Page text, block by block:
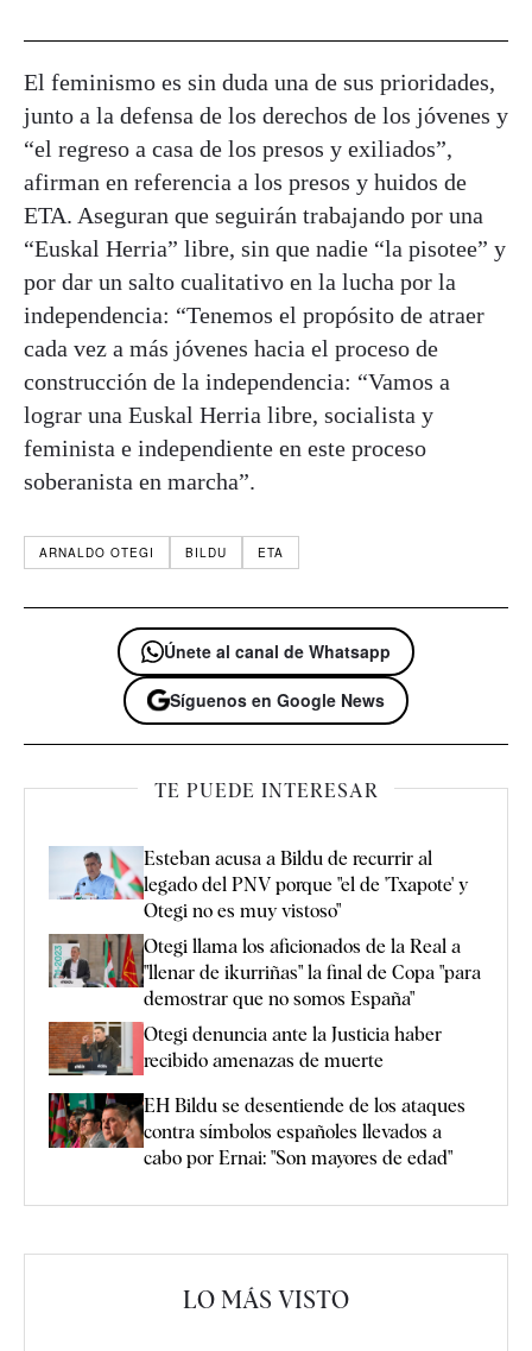
El feminismo es sin duda una de sus prioridades,
junto a la defensa de los derechos de los jóvenes y
“el regreso a casa de los presos y exiliados”,
afirman en referencia a los presos y huidos de
ETA. Aseguran que seguirán trabajando por una
“Euskal Herria” libre, sin que nadie “la pisotee” y
por dar un salto cualitativo en la lucha por la
independencia: “Tenemos el propósito de atraer
cada vez a más jóvenes hacia el proceso de
construcción de la independencia: “Vamos a
lograr una Euskal Herria libre, socialista y
feminista e independiente en este proceso
soberanista en marcha”.
ARNALDO OTEGI BILDU ETA
Únete al canal de Whatsapp
Síguenos en Google News
TE PUEDE INTERESAR
Esteban acusa a Bildu de recurrir al
legado del PNV porque "el de 'Txapote' y
Otegi no es muy vistoso"
Otegi llama los aficionados de la Real a
"llenar de ikurriñas" la final de Copa "para
demostrar que no somos España"
Otegi denuncia ante la Justicia haber
recibido amenazas de muerte
EH Bildu se desentiende de los ataques
contra símbolos españoles llevados a
cabo por Ernai: "Son mayores de edad"
LO MÁS VISTO